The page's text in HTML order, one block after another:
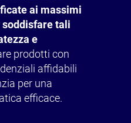
ai massimi
soddisfare tali
e
prodotti con
affidabili
per una
efficace.